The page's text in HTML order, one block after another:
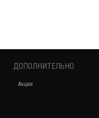
ДОПОЛНИТЕЛЬНО
Акции